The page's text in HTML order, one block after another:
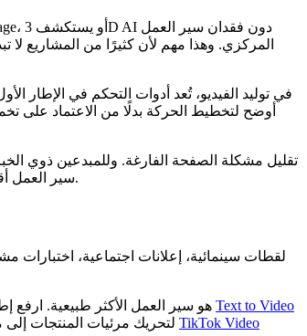
المركزي. وهذا مهم لأن كثيرًا من المشاريع لا
في توليد الفيديو، تُعد أدوات التحكم في الإطار
أوضح لتخطيط الحركة بدلًا من الاعتماد على
سير العملالمحدثتان كنقطتي البداية الأقوى.
Text to Video
TikTok Video